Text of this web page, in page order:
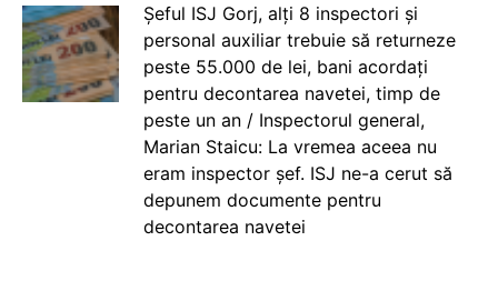
Șeful ISJ Gorj, alți 8 inspectori și
personal auxiliar trebuie să returneze
peste 55.000 de lei, bani acordați
pentru decontarea navetei, timp de
peste un an / Inspectorul general,
Marian Staicu: La vremea aceea nu
eram inspector șef. ISJ ne-a cerut să
depunem documente pentru
decontarea navetei